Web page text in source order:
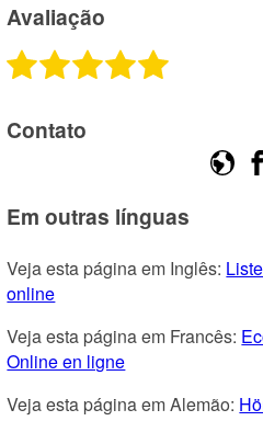
Avaliação
Contato
Em outras línguas
Veja esta página em Inglês:
online
Veja esta página em Francês:
Online en ligne
Veja esta página em Alemão: